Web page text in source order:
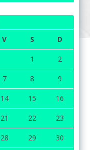
V S D
1 2
7 8 9
14 15 16
21 22 23
28 29 30